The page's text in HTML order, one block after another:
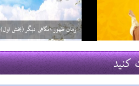
مشخصات عصر ظهور در نهج البلاغه
22 شهریور 03
کنید